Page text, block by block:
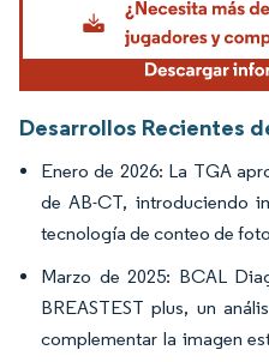
Desarrollos Recientes
Enero de 2026: La TGA
de AB-CT, introduciendo
tecnología de conteo de
Marzo de 2025: BCAL
BREASTEST plus, un
complementar la imagen